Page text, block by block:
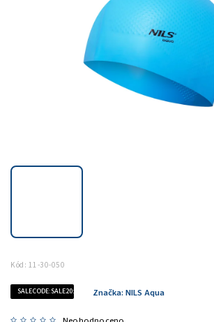
Kód: 11-30-050
SALECODE:SALE20:20:% Značka: NILS Aqua